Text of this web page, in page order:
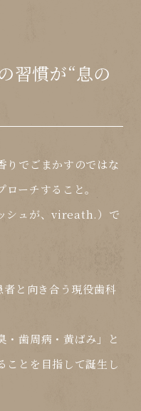
習慣が“息の
りでごまかすのではな
ローチすること。
シュが、vireath.） で
と向き合う 現役歯科
・歯周病・黄ばみ」と
ことを目指して誕生し